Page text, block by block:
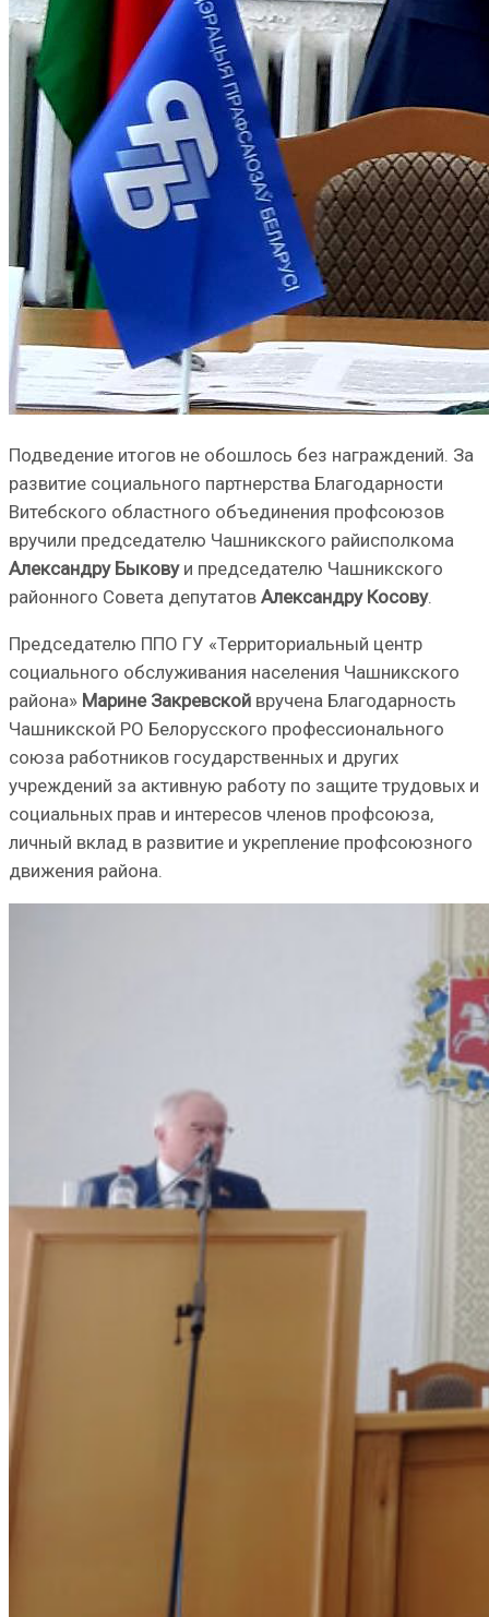
Подведение итогов не обошлось без награж­дений. За
развитие социального партнерства Благодарности
Витебского областного объеди­нения профсоюзов
вручили председателю Чаш­никского райисполкома
Александру Быкову и председателю Чашникского
районного Совета депутатов Александру Косову.
Председателю ППО ГУ «Территориальный центр
социального обслуживания населения Чашникского
района» Марине Закревской вручена Благодарность
Чашникской РО Бело­русского профессионального
союза работников государственных и других
учреждений за актив­ную работу по защите трудовых и
социальных прав и интересов членов профсоюза,
личный вклад в развитие и укрепление профсоюзного
движения района.